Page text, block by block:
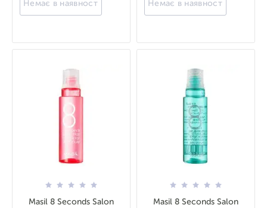
Немає в наявності Немає в наявності
Masil 8 Seconds Salon
Masil 8 Seconds Salon